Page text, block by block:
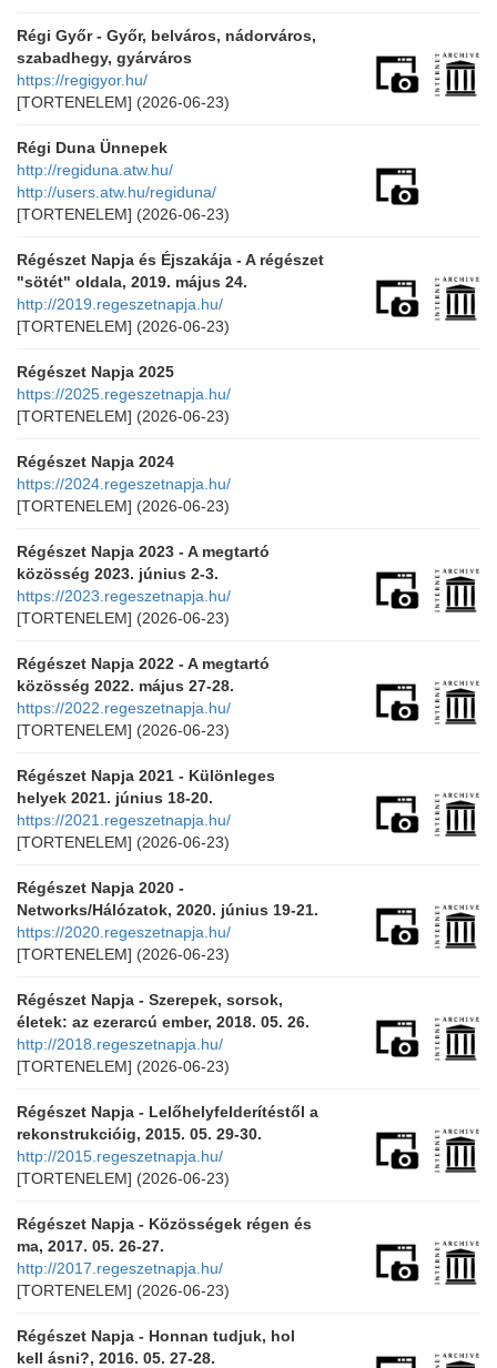
Régi Győr - Győr, belváros, nádorváros,
szabadhegy, gyárváros
https://regigyor.hu/
[TORTENELEM] (2026-06-23)
Régi Duna Ünnepek
http://regiduna.atw.hu/
http://users.atw.hu/regiduna/
[TORTENELEM] (2026-06-23)
Régészet Napja és Éjszakája - A régészet
"sötét" oldala, 2019. május 24.
http://2019.regeszetnapja.hu/
[TORTENELEM] (2026-06-23)
Régészet Napja 2025
https://2025.regeszetnapja.hu/
[TORTENELEM] (2026-06-23)
Régészet Napja 2024
https://2024.regeszetnapja.hu/
[TORTENELEM] (2026-06-23)
Régészet Napja 2023 - A megtartó
közösség 2023. június 2-3.
https://2023.regeszetnapja.hu/
[TORTENELEM] (2026-06-23)
Régészet Napja 2022 - A megtartó
közösség 2022. május 27-28.
https://2022.regeszetnapja.hu/
[TORTENELEM] (2026-06-23)
Régészet Napja 2021 - Különleges
helyek 2021. június 18-20.
https://2021.regeszetnapja.hu/
[TORTENELEM] (2026-06-23)
Régészet Napja 2020 -
Networks/Hálózatok, 2020. június 19-21.
https://2020.regeszetnapja.hu/
[TORTENELEM] (2026-06-23)
Régészet Napja - Szerepek, sorsok,
életek: az ezerarcú ember, 2018. 05. 26.
http://2018.regeszetnapja.hu/
[TORTENELEM] (2026-06-23)
Régészet Napja - Lelőhelyfelderítéstől a
rekonstrukcióig, 2015. 05. 29-30.
http://2015.regeszetnapja.hu/
[TORTENELEM] (2026-06-23)
Régészet Napja - Közösségek régen és
ma, 2017. 05. 26-27.
http://2017.regeszetnapja.hu/
[TORTENELEM] (2026-06-23)
Régészet Napja - Honnan tudjuk, hol
kell ásni?, 2016. 05. 27-28.